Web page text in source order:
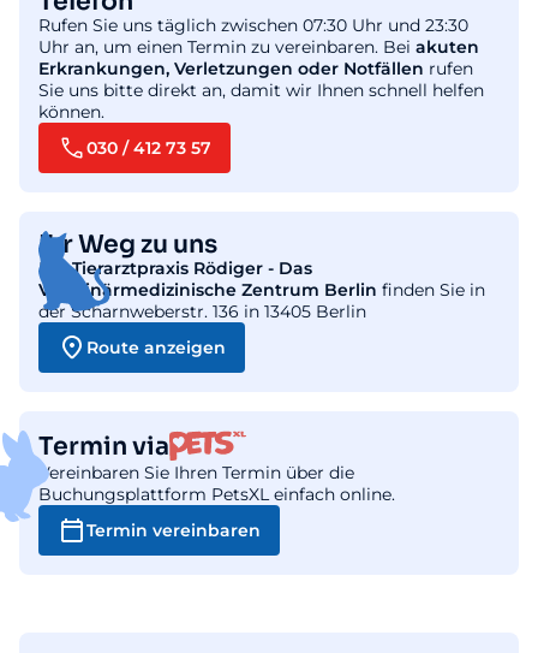
Rufen Sie uns täglich zwischen 07:30 Uhr und 23:30
Uhr an, um einen Termin zu vereinbaren. Bei akuten
Erkrankungen, Verletzungen oder Notfällen rufen
Sie uns bitte direkt an, damit wir Ihnen schnell helfen
können.
030 / 412 73 57
Ihr Weg zu uns
DieTierarztpraxis Rödiger - Das
Veterinärmedizinische Zentrum Berlin finden Sie in
der Scharnweberstr. 136 in 13405 Berlin
Route anzeigen
Termin via
Vereinbaren Sie Ihren Termin über die
Buchungsplattform PetsXL einfach online.
Termin vereinbaren